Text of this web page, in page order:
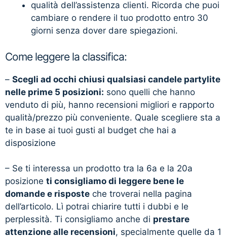
qualità dell’assistenza clienti. Ricorda che puoi
cambiare o rendere il tuo prodotto entro 30
giorni senza dover dare spiegazioni.
Come leggere la classifica:
– Scegli ad occhi chiusi qualsiasi candele partylite
nelle prime 5 posizioni: sono quelli che hanno
venduto di più, hanno recensioni migliori e rapporto
qualità/prezzo più conveniente. Quale scegliere sta a
te in base ai tuoi gusti al budget che hai a
disposizione
– Se ti interessa un prodotto tra la 6a e la 20a
posizione ti consigliamo di leggere bene le
domande e risposte che troverai nella pagina
dell’articolo. Lì potrai chiarire tutti i dubbi e le
perplessità. Ti consigliamo anche di prestare
attenzione alle recensioni, specialmente quelle da 1